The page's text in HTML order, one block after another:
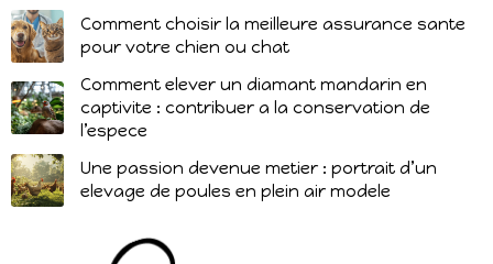
Comment choisir la meilleure assurance sante
pour votre chien ou chat
Comment elever un diamant mandarin en
captivite : contribuer a la conservation de
l’espece
Une passion devenue metier : portrait d’un
elevage de poules en plein air modele